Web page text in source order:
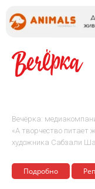
Вечёрка:
«А творчество питает
художника Сабзали
Подробно